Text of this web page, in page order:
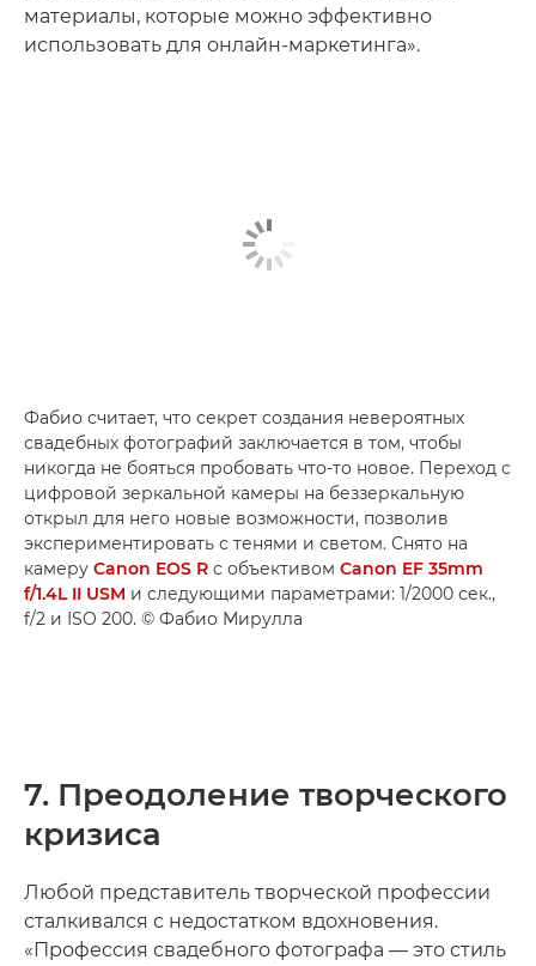
материалы, которые можно эффективно
использовать для онлайн-маркетинга».
Фабио считает, что секрет создания невероятных
свадебных фотографий заключается в том, чтобы
никогда не бояться пробовать что-то новое. Переход с
цифровой зеркальной камеры на беззеркальную
открыл для него новые возможности, позволив
экспериментировать с тенями и светом. Снято на
камеру Canon EOS R с объективом Canon EF 35mm
f/1.4L II USM и следующими параметрами: 1/2000 сек.,
f/2 и ISO 200. © Фабио Мирулла
7. Преодоление творческого
кризиса
Любой представитель творческой профессии
сталкивался с недостатком вдохновения.
«Профессия свадебного фотографа — это стиль